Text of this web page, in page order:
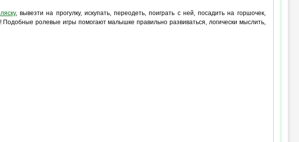
, вывезти на прогулку, искупать, переодеть, поиграть с ней, посадить на горшочек,
ролевые игры помогают малышке правильно развиваться, логически мыслить,